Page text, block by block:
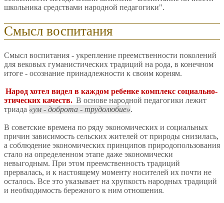
школьника средствами народной педагогики".
Смысл воспитания
Смысл воспитания - укрепление преемственности поколений
для вековых гуманистических традиций на рода, в конечном
итоге - осознание принадлежности к своим корням.
Народ хотел видел в каждом ребенке комплекс социально-
этических качеств. В основе народной педагогики лежит
триада
ум - доброта - трудолюбие .
В советские времена по ряду экономических и социальных
причин зависимость сельских жителей от природы снизилась,
а соблюдение экономических принципов природопользования
стало на определенном этапе даже экономически
невыгодным. При этом преемственность традиций
прервалась, и к настоящему моменту носителей их почти не
осталось. Все это указывает на хрупкость народных традиций
и необходимость бережного к ним отношения.